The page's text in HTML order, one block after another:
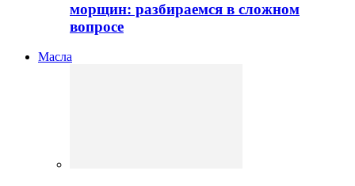
морщин: разбираемся в сложном
вопросе
Масла